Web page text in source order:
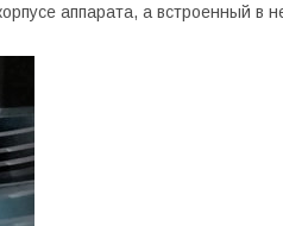
аппарата, а встроенный в